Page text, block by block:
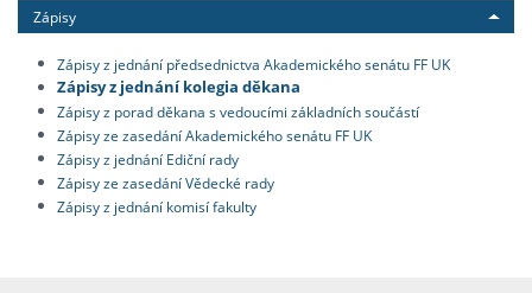
Zápisy
Zápisy z jednání předsednictva Akademického senátu FF UK
Zápisy z jednání kolegia děkana
Zápisy z porad děkana s vedoucími základních součástí
Zápisy ze zasedání Akademického senátu FF UK
Zápisy z jednání Ediční rady
Zápisy ze zasedání Vědecké rady
Zápisy z jednání komisí fakulty